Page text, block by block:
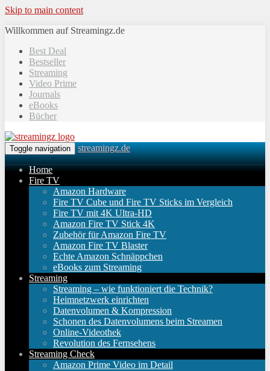
Skip to main content
Willkommen auf Streamingz.de
Best Deal
Bestseller
Streaming
Video Prime
Journals
eBooks
Bücher
Toggle navigation streamingz.de
Home
Fire TV
Amazon Hardware
Fire TV Cube und Fire TV Sticks im Vergleich
Fire TV mit 4K Ultra-HD
Amazon Fire TV Stick 4K
Zubehör für Amazon Fire TV
Amazon Fire TV Blaster
Echte Amazon Schnäppchen
eBooks zum Streaming
Streaming
Streaming – wie funktioniert die Technik?
Heimnetzwerk einrichten
Datenvolumen & Kompression
Schonen des Datenvolumens beim Streamen
Online-Videothek
Revolution des Fernsehens
Streaming Check
Amazon Prime Video im Detail